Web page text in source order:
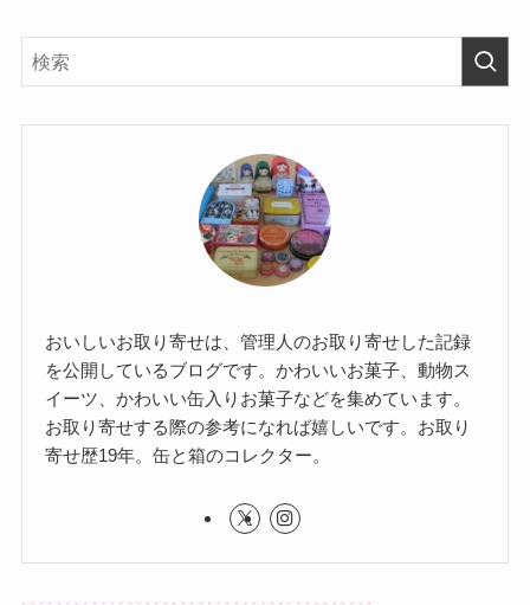
おいしいお取り寄せは、管理人のお取り寄せした記録
を公開しているブログです。かわいいお菓子、動物ス
イーツ、かわいい缶入りお菓子などを集めています。
お取り寄せする際の参考になれば嬉しいです。お取り
寄せ歴19年。缶と箱のコレクター。